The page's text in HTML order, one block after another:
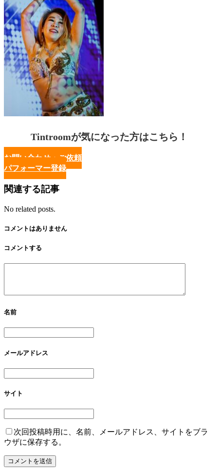
Tintroomが気になった方はこちら！
お問い合わせ・ご依頼
パフォーマー登録
関連する記事
No related posts.
コメントはありません
コメントする
名前
メールアドレス
サイト
次回投稿時用に、名前、メールアドレス、サイトをブラ
ウザに保存する。